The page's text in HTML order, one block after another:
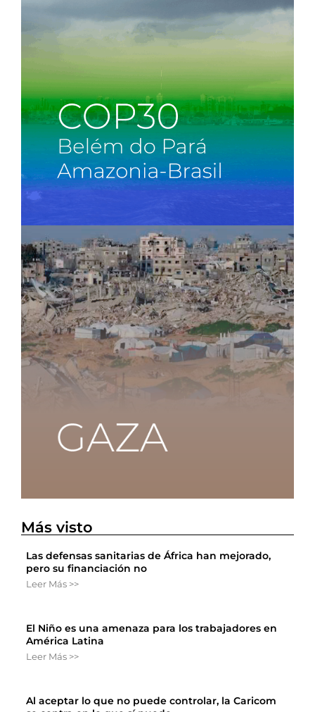
Más visto
Las defensas sanitarias de África han mejorado,
pero su financiación no
Leer Más >>
El Niño es una amenaza para los trabajadores en
América Latina
Leer Más >>
Al aceptar lo que no puede controlar, la Caricom